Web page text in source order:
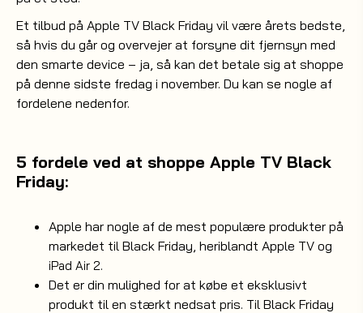
Et tilbud på Apple TV Black Friday vil være årets bedste,
så hvis du går og overvejer at forsyne dit fjernsyn med
den smarte device – ja, så kan det betale sig at shoppe
på denne sidste fredag i november. Du kan se nogle af
fordelene nedenfor.
5 fordele ved at shoppe Apple TV Black
Friday:
Apple har nogle af de mest populære produkter på
markedet til Black Friday, heriblandt Apple TV og
iPad Air 2.
Det er din mulighed for at købe et eksklusivt
produkt til en stærkt nedsat pris. Til Black Friday